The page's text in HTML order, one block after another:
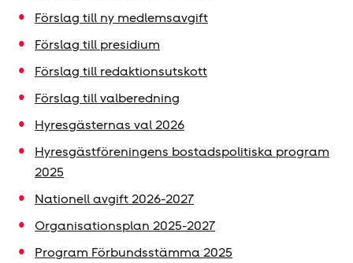
Förslag till ny medlemsavgift
Förslag till presidium
Förslag till redaktionsutskott
Förslag till valberedning
Hyresgästernas val 2026
Hyresgästföreningens bostadspolitiska program
2025
Nationell avgift 2026-2027
Organisationsplan 2025-2027
Program Förbundsstämma 2025